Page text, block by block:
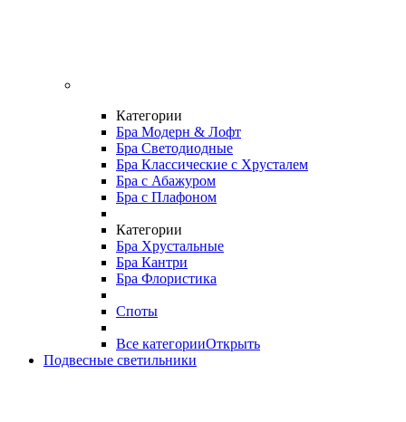
Категории
Бра Модерн & Лофт
Бра Светодиодные
Бра Классические с Хрусталем
Бра с Абажуром
Бра с Плафоном
Категории
Бра Хрустальные
Бра Кантри
Бра Флористика
Споты
Все категорииОткрыть
Подвесные светильники